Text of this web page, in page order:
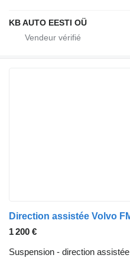
KB AUTO EESTI OÜ
1 200 €
Suspension - direction assistée